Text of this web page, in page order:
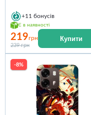
+11 бонусів
Є в наявності
219грн
239 грн
Купити
-8%